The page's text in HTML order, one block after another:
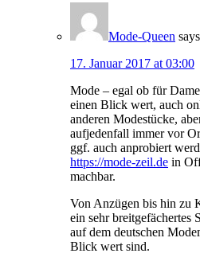
Mode-Queen says
17. Januar 2017 at 03:00
Mode – egal ob für
einen Blick wert, auch
anderen Modestücke,
aufjedenfall immer vor
ggf. auch anprobiert
https://mode-zeil.de in
machbar.
Von Anzügen bis hin zu
ein sehr breitgefächertes
auf dem deutschen
Blick wert sind.